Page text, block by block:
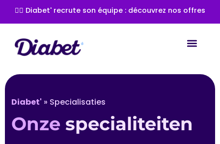
👩‍⚕️ Diabet' recrute son équipe : découvrez nos offres
Diabet' » Specialisaties
Onze specialiteiten